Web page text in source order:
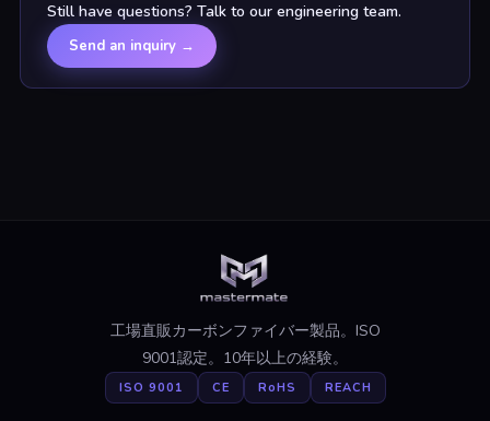
Still have questions? Talk to our engineering team.
Send an inquiry→
工場直販カーボンファイバー製品。ISO
9001認定。10年以上の経験。
ISO 9001 CE RoHS REACH